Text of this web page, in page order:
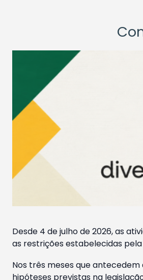
Desde 4 de julho de 2026, as
as restrições estabelecidas
Nos três meses que
hipóteses previstas na